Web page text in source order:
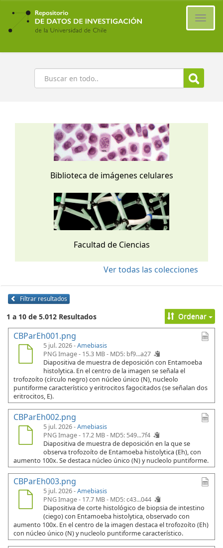
Ir
contenido
principal
Buscar
Biblioteca de imágenes celulares
Facultad de Ciencias
Ver todas las colecciones
Filtrar resultados
1 a 10 de 5.012 Resultados Ordenar
CBParEh001.png
5 jul. 2026 -Amebiasis
PNG Image - 15.3 MB - MD5: bf9...a27
Diapositiva de muestra de deposición con Entamoeba
histolytica. En el centro de la imagen se señala el
trofozoíto (círculo negro) con núcleo único (N), nucleolo
puntiforme característico y eritrocitos fagocitados (se señalan dos
eritrocitos, E).
CBParEh002.png
5 jul. 2026 -Amebiasis
PNG Image - 17.2 MB - MD5: 549...7f4
Diapositiva de muestra de deposición en la que se
observa trofozoíto de Entamoeba histolytica (Eh), con
aumento 100x. Se destaca núcleo único (N) y nucleolo puntiforme.
CBParEh003.png
5 jul. 2026 -Amebiasis
PNG Image - 17.7 MB - MD5: c43...044
Diapositiva de corte histológico de biopsia de intestino
(ciego) con Entamoeba histolytica, observado con
aumento 100x. En el centro de la imagen destaca el trofozoíto (Eh)
con núcleo único (N) y nucleolo puntiforme característico.